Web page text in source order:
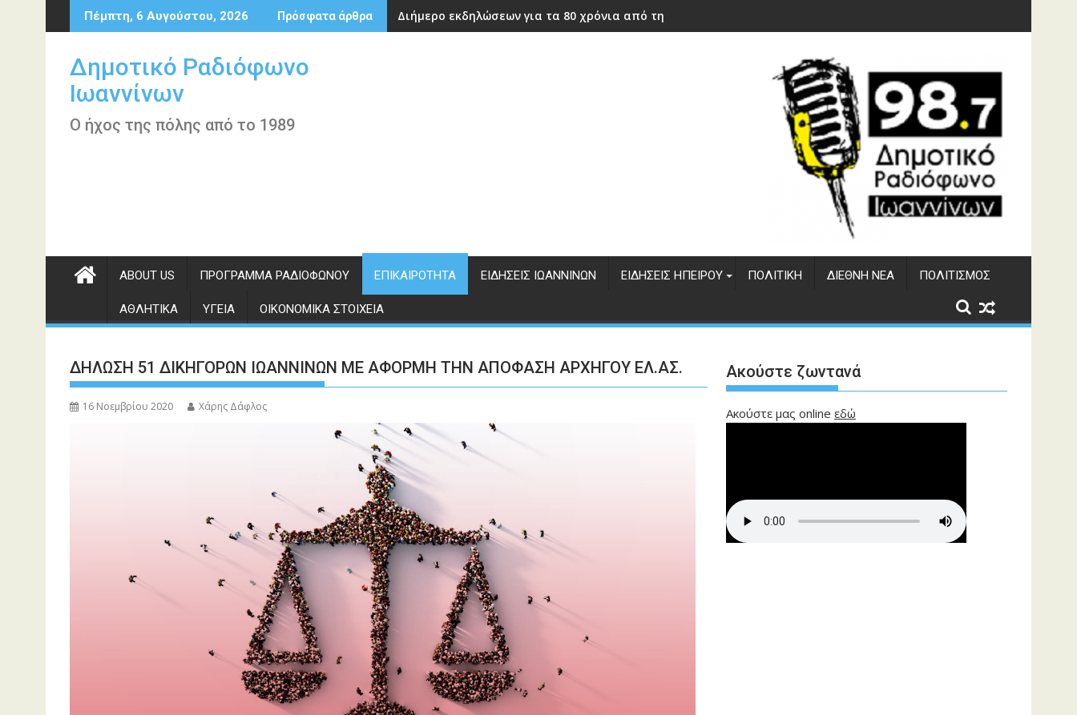
Περάστε
στο
Πέμπτη, 6 Αυγούστου, 2026 Πρόσφατα άρθρα Διήμερο εκδηλώσεων για τα 80 χρόνια από την ίδρυση του ΔΣΕ
Δημοτικό Ραδιόφωνο
Ιωαννίνων
Ο ήχος της πόλης από το 1989
ABOUT US ΠΡΌΓΡΑΜΜΑ ΡΑΔΙΟΦΏΝΟΥ ΕΠΙΚΑΙΡΌΤΗΤΑ ΕΙΔΉΣΕΙΣ ΙΩΑΝΝΊΝΩΝ ΕΙΔΉΣΕΙΣ ΗΠΕΊΡΟΥ ΠΟΛΙΤΙΚΉ ΔΙΕΘΝΉ ΝΈΑ ΠΟΛΙΤΙΣΜΌΣ
ΑΘΛΗΤΙΚΆ ΥΓΕΊΑ ΟΙΚΟΝΟΜΙΚΆ ΣΤΟΙΧΕΊΑ
ΔΗΛΩΣΗ 51 ΔΙΚΗΓΟΡΩΝ ΙΩΑΝΝΙΝΩΝ ΜΕ ΑΦΟΡΜΗ ΤΗΝ ΑΠΟΦΑΣΗ ΑΡΧΗΓΟΥ ΕΛ.ΑΣ.
16 Νοεμβρίου 2020 Χάρης Δάφλος
Ακούστε ζωντανά
Ακούστε μας online εδώ